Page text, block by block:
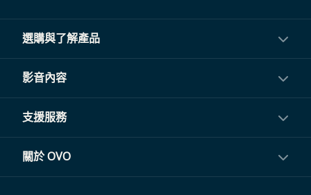
選購與了解產品
投影機
閨蜜機與電視
電視盒與周邊
影音內容
影音訂閱
支援服務
常見問題
關於 OVO